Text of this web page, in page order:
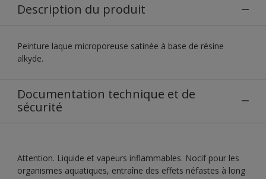
Description du produit
Peinture laque microporeuse satinée à base de résine
alkyde.
Documentation technique et de
sécurité
Attention. Liquide et vapeurs inflammables. Nocif pour les
organismes aquatiques, entraîne des effets néfastes à long